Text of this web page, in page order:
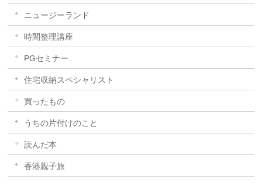
ニュージーランド
時間整理講座
PGセミナー
住宅収納スペシャリスト
買ったもの
うちの片付けのこと
読んだ本
香港親子旅